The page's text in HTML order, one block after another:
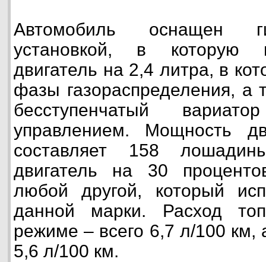
Автомобиль оснащен
установкой, в которую
двигатель на 2,4 литра, в
фазы газораспределения, а
бесступенчатый
управлением. Мощность
составляет 158
двигатель на 30
любой другой, который
данной марки. Расход
режиме – всего 6,7 л/100 км,
5,6 л/100 км.